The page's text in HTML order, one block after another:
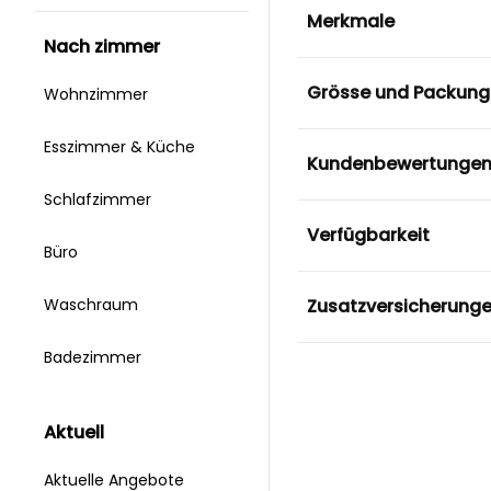
nach zimmer
Wohnzimmer
Esszimmer & Küche
Schlafzimmer
Büro
Waschraum
Badezimmer
aktuell
Aktuelle Angebote
Merkmale
Grösse und Packung
Kundenbewertungen
Verfügbarkeit